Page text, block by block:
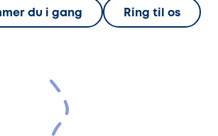
du i gang Ring til os